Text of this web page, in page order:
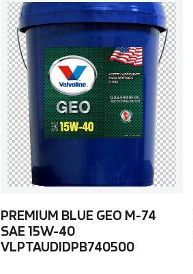
PREMIUM BLUE GEO M-74
SAE 15W-40
VLPTAUDIDPB740500